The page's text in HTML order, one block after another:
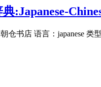
:Japanese-
仓书店 语言：japanese 类